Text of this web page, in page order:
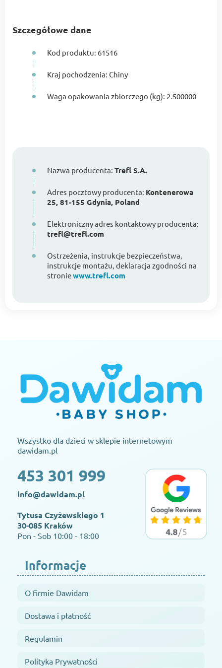
Szczegółowe dane
Kod produktu: 61516
Kraj pochodzenia: Chiny
Waga opakowania zbiorczego (kg): 2.500000
Nazwa producenta: Trefl S.A.
Adres pocztowy producenta: Kontenerowa
25, 81-155 Gdynia, Poland
Elektroniczny adres kontaktowy producenta:
trefl@trefl.com
Ostrzeżenia, instrukcje bezpieczeństwa,
instrukcje montażu, deklaracja zgodności na
stroniewww.trefl.com
Wszystko dla dzieci w sklepie internetowym
dawidam.pl
453 301 999
info@dawidam.pl
Tytusa Czyżewskiego 1
30-085 Kraków
Pon - Sob 10:00 - 18:00
Informacje
O firmie Dawidam
Dostawa i płatność
Regulamin
Polityka Prywatności